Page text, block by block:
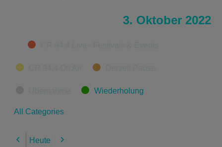
3. Oktober 2022
Categories
Wiederholung
All Categories
Previous
Heute Next